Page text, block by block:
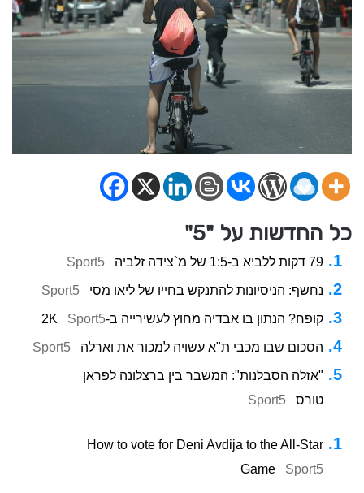
כל החדשות על "5"
79 דקות ללביא ב-1:5 של מ`צידה זלביה Sport5
נחשף: הניסיונות להתנקש בחייו של ליאו מסי Sport5
קופח? הנתון בו אבדיה מחוץ לעשירייה ב-2KSport5
הסכום שבו מכבי ת"א עשויה למכור את וארלה Sport5
"אזלה הסבלנות": המשבר בין ברצלונה לפראן
טורס
Sport5
How to vote for Deni Avdija to the All-Star
Game
Sport5